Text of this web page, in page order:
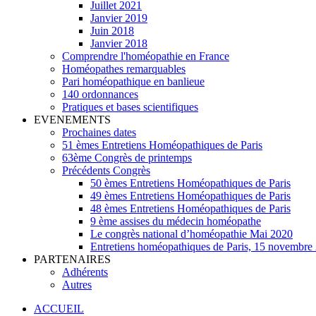
Juillet 2021
Janvier 2019
Juin 2018
Janvier 2018
Comprendre l'homéopathie en France
Homéopathes remarquables
Pari homéopathique en banlieue
140 ordonnances
Pratiques et bases scientifiques
EVENEMENTS
Prochaines dates
51 èmes Entretiens Homéopathiques de Paris
63ème Congrès de printemps
Précédents Congrès
50 èmes Entretiens Homéopathiques de Paris
49 èmes Entretiens Homéopathiques de Paris
48 èmes Entretiens Homéopathiques de Paris
9 ème assises du médecin homéopathe
Le congrès national d’homéopathie Mai 2020
Entretiens homéopathiques de Paris, 15 novembre
PARTENAIRES
Adhérents
Autres
ACCUEIL